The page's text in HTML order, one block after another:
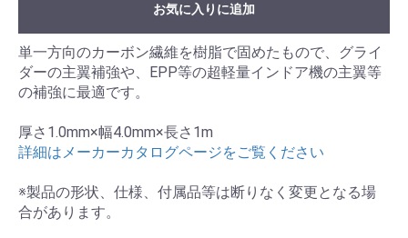
お気に入りに追加
単一方向のカーボン繊維を樹脂で固めたもので、グライ
ダーの主翼補強や、EPP等の超軽量インドア機の主翼等
の補強に最適です。
厚さ1.0mm×幅4.0mm×長さ1m
詳細はメーカーカタログページをご覧ください
※製品の形状、仕様、付属品等は断りなく変更となる場
合があります。